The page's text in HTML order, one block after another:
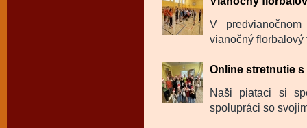
V
vianočný florbalový
Online stretnutie
Naši piataci si
spolupráci so